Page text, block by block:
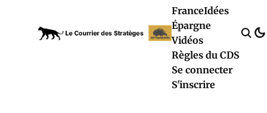
FranceIdées
Épargne
Vidéos
Règles du CDS
Se connecter
S'inscrire